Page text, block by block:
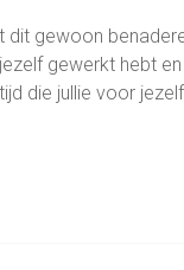
gewoon
gewerkt hebt
die jullie voor